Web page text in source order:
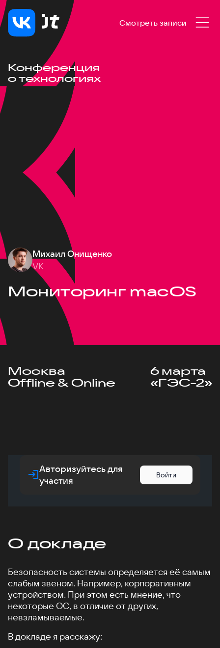
Смотреть записи
Конференция
о технологиях
Михаил Онищенко
VK
Мониторинг macOS
Москва
Offline & Online
6 марта
«ГЭС-2»
Авторизуйтесь для
участия
Войти
О докладе
Безопасность системы определяется её самым
слабым звеном. Например, корпоративным
устройством. При этом есть мнение, что
некоторые ОС, в отличие от других,
невзламываемые.
В докладе я расскажу: